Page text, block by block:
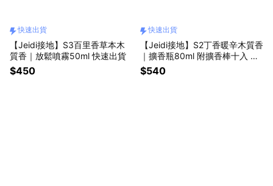
快速出貨
【Jeidi接地】S3百里香草本木
質香｜放鬆噴霧50ml 快速出貨
$450
快速出貨
【Jeidi接地】S2丁香暖辛木質香
｜擴香瓶80ml 附擴香棒十入 快
速出貨
$540